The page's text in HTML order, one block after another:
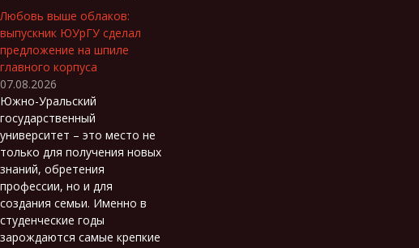
Любовь выше облаков:
выпускник ЮУрГУ сделал
предложение на шпиле
главного корпуса
07.08.2026
Южно-Уральский
государственный
университет – это место не
только для получения новых
знаний, обретения
профессии, но и для
создания семьи. Именно в
студенческие годы
зарождаются самые крепкие